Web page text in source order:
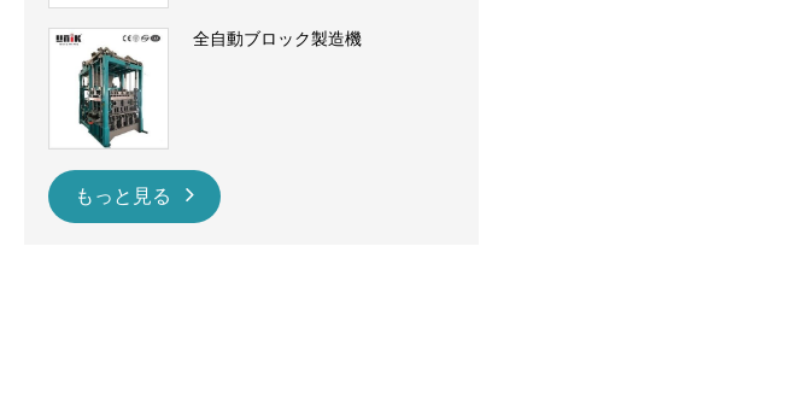
全自動ブロック製造機
もっと見る